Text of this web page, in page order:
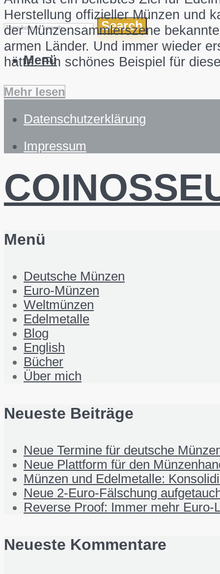
Search
Menü
Herstellung offizieller Münzen und
der Münzensammlerszene
armen Länder. Und immer wieder
hätte. Ein schönes Beispiel für
Mehr lesen
Datenschutzerklärung
Impressum
Menü
Deutsche Münzen
Euro-Münzen
Weltmünzen
Edelmetalle
Blog
English
Bücher
Über mich
Neueste Beiträge
Neue Termine für deutsche
Neue Plattform für den
Münzen und Edelmetalle:
Neue 2-Euro-Fälschung
Reverse Proof: Immer mehr
Neueste Kommentare